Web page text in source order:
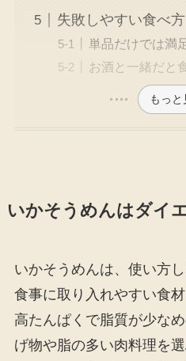
失敗しやすい食べ方
単品だけでは満
お酒と一緒だと
もっと
いかそうめんはダイ
いかそうめんは、使い方
食事に取り入れやすい食
高たんぱくで脂質が少な
げ物や脂の多い肉料理を